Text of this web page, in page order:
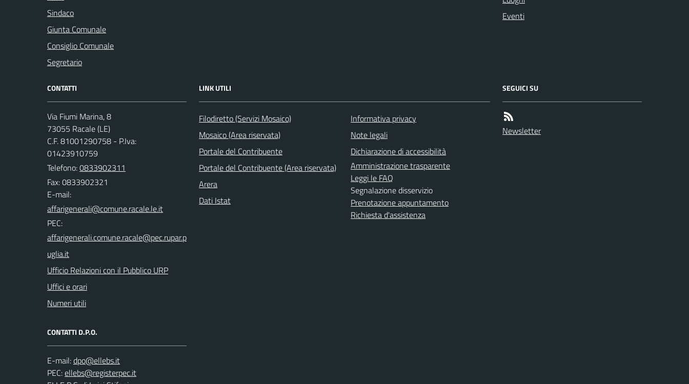
Sindaco
Giunta Comunale
Consiglio Comunale
Segretario
Eventi
CONTATTI
Via Fiumi Marina, 8
73055 Racale (LE)
C.F. 81001290758 - P.Iva:
01423910759
Telefono:0833902311
Fax: 0833902321
E-mail:
PEC:
Ufficio Relazioni con il Pubblico URP
Uffici e orari
Numeri utili
CONTATTI D.P.O.
E-mail:
PEC:
LINK UTILI
Filodiretto (Servizi Mosaico)
Mosaico (Area riservata)
Portale del Contribuente
Portale del Contribuente (Area riservata)
Arera
Dati Istat
Informativa privacy
Note legali
Dichiarazione di accessibilità
Amministrazione trasparente
Leggi le FAQ
Segnalazione disservizio
Prenotazione appuntamento
Richiesta d'assistenza
SEGUICI SU
Newsletter